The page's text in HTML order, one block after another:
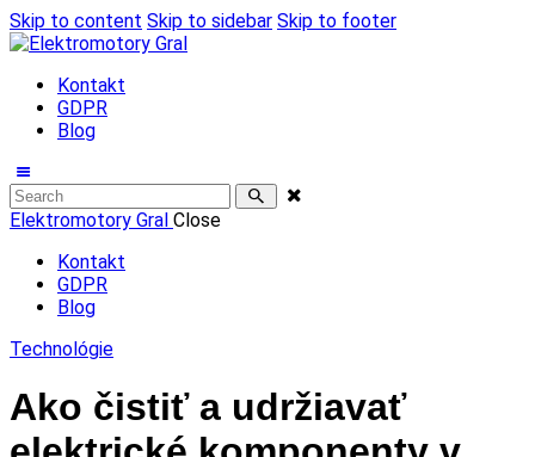
Skip to content Skip to sidebar Skip to footer
Kontakt
GDPR
Blog
Elektromotory Gral Close
Kontakt
GDPR
Blog
Technológie
Ako čistiť a udržiavať